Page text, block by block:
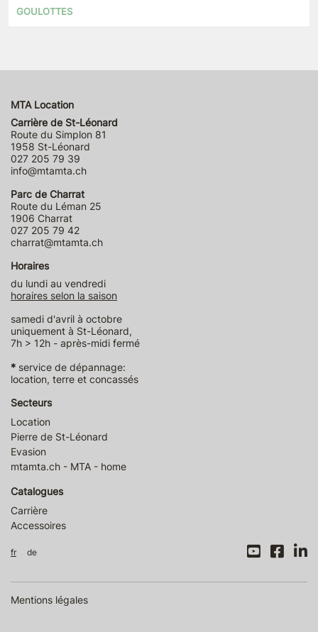
GOULOTTES
MTA Location
Carrière de St-Léonard
Route du Simplon 81
1958 St-Léonard
027 205 79 39
info@mtamta.ch
Parc de Charrat
Route du Léman 25
1906 Charrat
027 205 79 42
charrat@mtamta.ch
Horaires
du lundi au vendredi
horaires selon la saison
samedi d'avril à octobre
uniquement à St-Léonard,
7h > 12h - après-midi fermé
* service de dépannage:
location, terre et concassés
Secteurs
Location
Pierre de St-Léonard
Evasion
mtamta.ch - MTA - home
Catalogues
Carrière
Accessoires
fr de
Mentions légales